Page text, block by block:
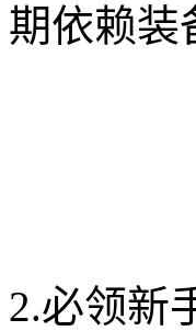
期依赖装
2.必领新